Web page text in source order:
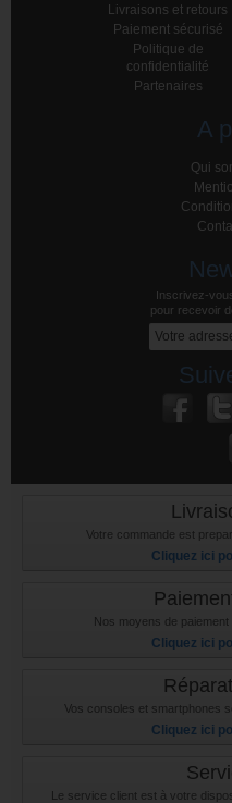
Livraisons et retours
Paiement sécurisé
Politique de
confidentialité
Partenaires
A
Qui
Inscrivez-
pour recevoir
Votre commande est
Cliquez ici
Nos moyens de
Cliquez ici
Vos consoles et smartphones
Cliquez ici
Le service client est à votre